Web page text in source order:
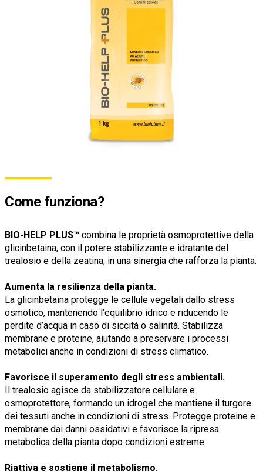
Come funziona?
BIO-HELP PLUS™ combina le proprietà osmoprotettive della
glicinbetaina, con il potere stabilizzante e idratante del
trealosio e della zeatina, in una sinergia che rafforza la pianta.
Aumenta la resilienza della pianta.
La glicinbetaina protegge le cellule vegetali dallo stress
osmotico, mantenendo l’equilibrio idrico e riducendo le
perdite d’acqua in caso di siccità o salinità. Stabilizza
membrane e proteine, aiutando a preservare i processi
metabolici anche in condizioni di stress climatico.
Favorisce il superamento degli stress ambientali.
Il trealosio agisce da stabilizzatore cellulare e
osmoprotettore, formando un idrogel che mantiene il turgore
dei tessuti anche in condizioni di stress. Protegge proteine e
membrane dai danni ossidativi e favorisce la ripresa
metabolica della pianta dopo condizioni estreme.
Riattiva e sostiene il metabolismo.